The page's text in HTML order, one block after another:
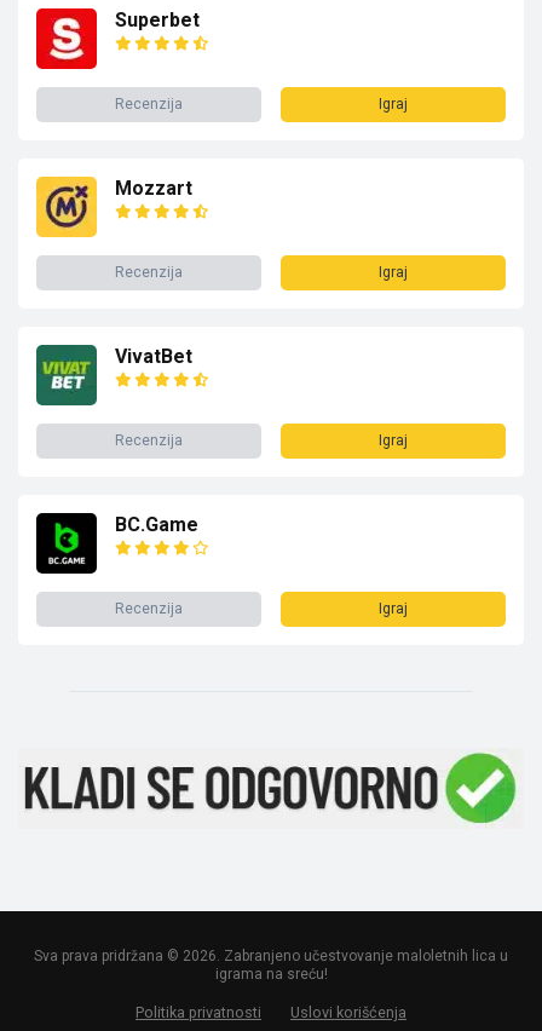
Superbet
Recenzija Igraj
Mozzart
Recenzija Igraj
VivatBet
Recenzija Igraj
BC.Game
Recenzija Igraj
Sva prava pridržana © 2026. Zabranjeno učestvovanje maloletnih lica u
igrama na sreću!
Politika privatnosti Uslovi korišćenja